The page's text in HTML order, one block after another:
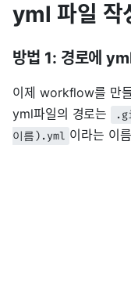
yml 파일 작
방법 1: 경로에
이제 workflow를 만
yml파일의 경로는
이름).yml 이라는 이